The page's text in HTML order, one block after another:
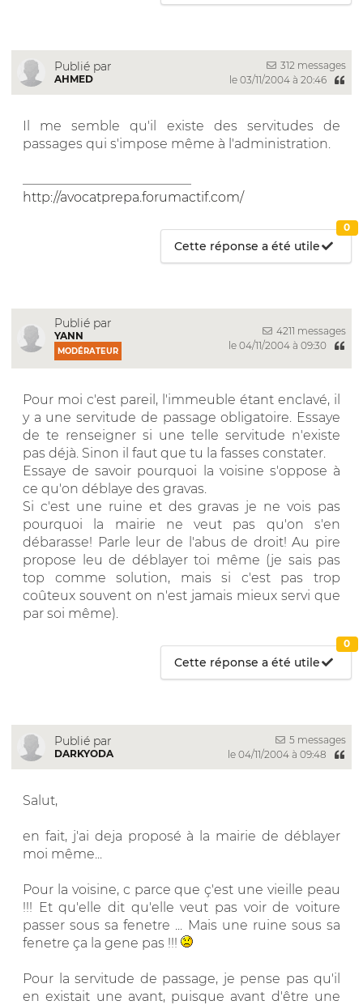
Publié par
AHMED
312 messages
le 03/11/2004 à 20:46
Il me semble qu'il existe des servitudes de
passages qui s'impose même à l'administration.
http://avocatprepa.forumactif.com/
Cette réponse a été utile
0
Publié par
YANN
MODÉRATEUR
4211 messages
le 04/11/2004 à 09:30
Pour moi c'est pareil, l'immeuble étant enclavé, il
y a une servitude de passage obligatoire. Essaye
de te renseigner si une telle servitude n'existe
pas déjà. Sinon il faut que tu la fasses constater.
Essaye de savoir pourquoi la voisine s'oppose à
ce qu'on déblaye des gravas.
Si c'est une ruine et des gravas je ne vois pas
pourquoi la mairie ne veut pas qu'on s'en
débarasse! Parle leur de l'abus de droit! Au pire
propose leu de déblayer toi même (je sais pas
top comme solution, mais si c'est pas trop
coûteux souvent on n'est jamais mieux servi que
par soi même).
Cette réponse a été utile
0
Publié par
DARKYODA
5 messages
le 04/11/2004 à 09:48
Salut,
en fait, j'ai deja proposé à la mairie de déblayer
moi même...
Pour la voisine, c parce que ç'est une vieille peau
!!! Et qu'elle dit qu'elle veut pas voir de voiture
passer sous sa fenetre ... Mais une ruine sous sa
fenetre ça la gene pas !!!
Pour la servitude de passage, je pense pas qu'il
en existait une avant, puisque avant d'être une